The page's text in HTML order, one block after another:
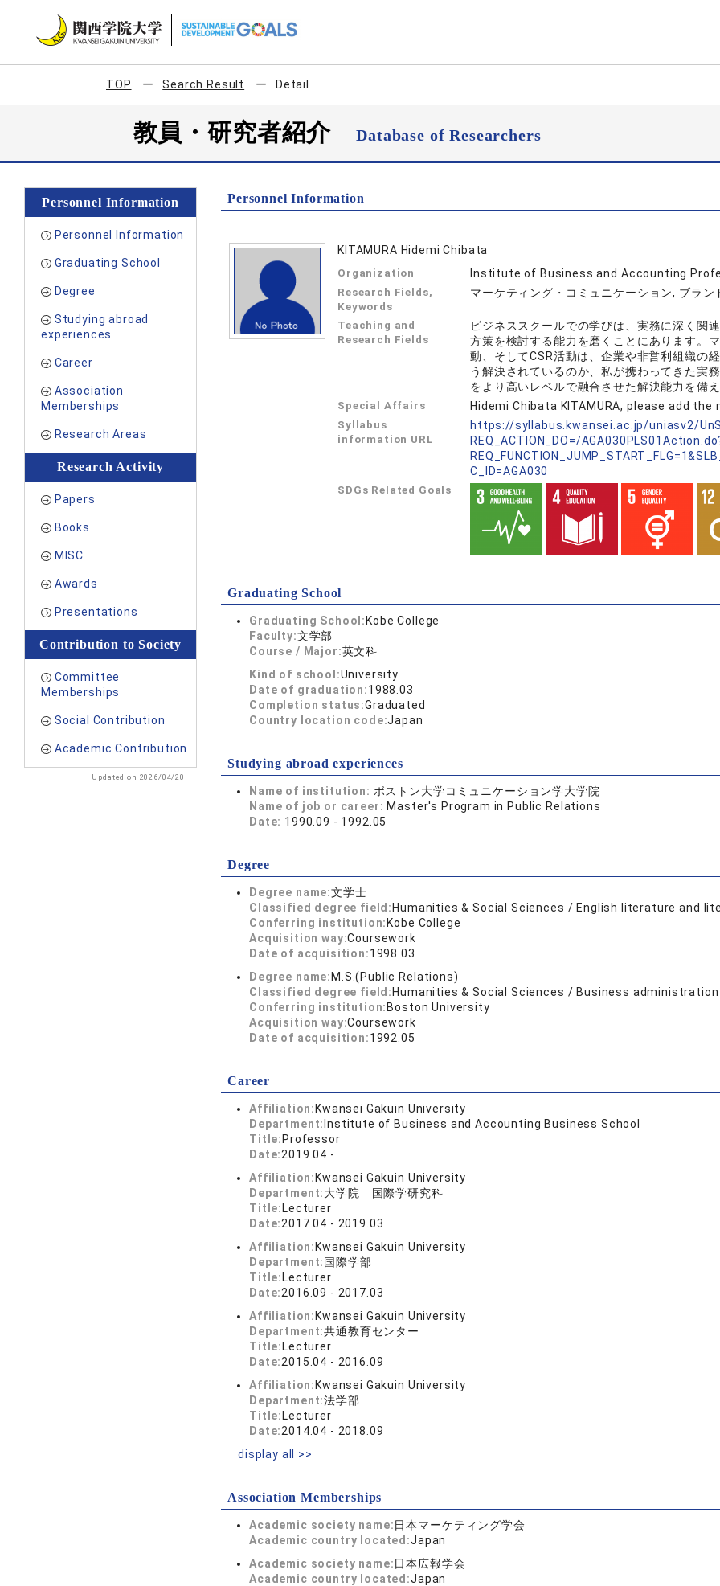
TOP Search Result Detail
教員・研究者紹介Database of Researchers
Personnel Information
Personnel Information
Graduating School
Degree
Studying abroad
experiences
Career
Association
Memberships
Research Areas
Research Activity
Papers
Books
MISC
Awards
Presentations
Contribution to Society
Committee
Memberships
Social Contribution
Academic Contribution
Updated on 2026/04/20
Personnel Information
KITAMURA Hidemi Chibata
Organization Institute of Business and Accounting
Research Fields,
Keywords
マーケティング・コミュニケーション, ブラ
Teaching and
Research Fields
ビジネススクールでの学びは、実務に深く関
方策を検討する能力を磨くことにあります。
動、そしてCSR活動は、企業や非営利組織の
う解決されているのか、私が携わってきた実
をより高いレベルで融合させた解決能力を備
Special Affairs Hidemi Chibata KITAMURA, please add
Syllabus
information URL
https://syllabus.kwansei.ac.jp/uniasv2/
REQ_ACTION_DO=/
C_ID=AGA030
SDGs Related Goals
Graduating School
Graduating School: Kobe College
Faculty:文学部
Course / Major:英文科
Kind of school:University
Date of graduation:1988.03
Completion status:Graduated
Country location code:Japan
Studying abroad experiences
Name of institution: ボストン大学コミュニケーション学大学院
Name of job or career: Master's Program in Public Relations
Date: 1990.09 - 1992.05
Degree
Degree name:文学士
Classified degree field: Humanities & Social Sciences / English literature and
Conferring institution: Kobe College
Acquisition way:Coursework
Date of acquisition:1998.03
Degree name: M.S.(Public Relations)
Classified degree field: Humanities & Social Sciences / Business administration
Conferring institution: Boston University
Acquisition way:Coursework
Date of acquisition:1992.05
Career
Affiliation: Kwansei Gakuin University
Department: Institute of Business and Accounting Business School
Title: Professor
Date:2019.04 -
Affiliation: Kwansei Gakuin University
Department:大学院 国際学研究科
Title: Lecturer
Date:2017.04 - 2019.03
Affiliation: Kwansei Gakuin University
Department: 国際学部
Title: Lecturer
Date:2016.09 - 2017.03
Affiliation: Kwansei Gakuin University
Department:共通教育センター
Title: Lecturer
Date:2015.04 - 2016.09
Affiliation: Kwansei Gakuin University
Department:法学部
Title: Lecturer
Date:2014.04 - 2018.09
display all >>
Association Memberships
Academic society name:日本マーケティング学会
Academic country located:Japan
Academic society name:日本広報学会
Academic country located:Japan